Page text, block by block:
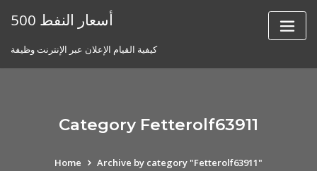
أسعار النفط 500
كيفية القيام الإعلان عبر الإنترنت وظيفة
Category Fetterolf63911
Home Archive by category "Fetterolf63911"